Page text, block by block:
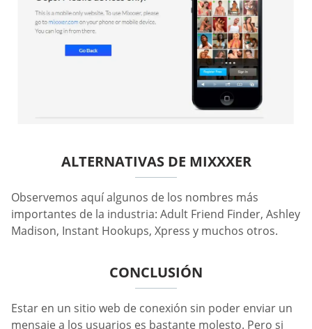
ALTERNATIVAS DE MIXXXER
Observemos aquí algunos de los nombres más
importantes de la industria: Adult Friend Finder, Ashley
Madison, Instant Hookups, Xpress y muchos otros.
CONCLUSIÓN
Estar en un sitio web de conexión sin poder enviar un
mensaje a los usuarios es bastante molesto. Pero si